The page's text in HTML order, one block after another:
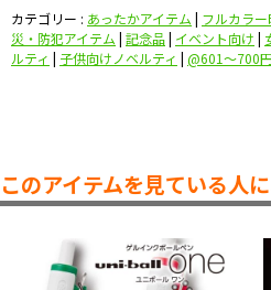
カテゴリー : あったかアイテム | フルカラ
災・防犯アイテム | 記念品| イベント向け |
ルティ | 子供向けノベルティ | @601〜700
このアイテムを見ている人